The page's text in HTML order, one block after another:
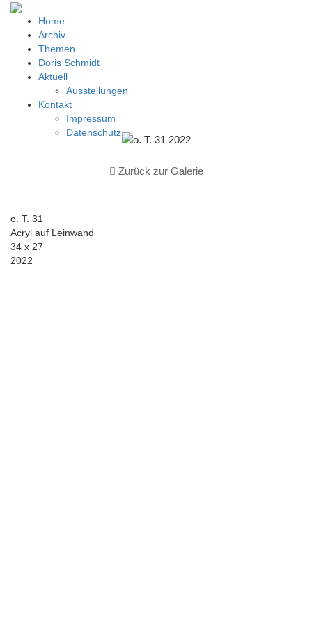
Home
Archiv
Themen
Doris Schmidt
Aktuell
Ausstellungen
Kontakt
Impressum
Datenschutz
Zurück zur Galerie
o. T. 31
Acryl auf Leinwand
34 x 27
2022